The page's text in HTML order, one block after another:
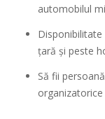
automobilul
ţară şi peste
Să fii